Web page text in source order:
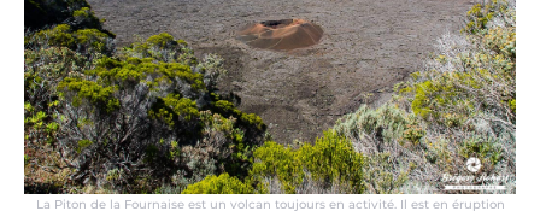
La Piton de la Fournaise est un volcan toujours en activité. Il est en éruption